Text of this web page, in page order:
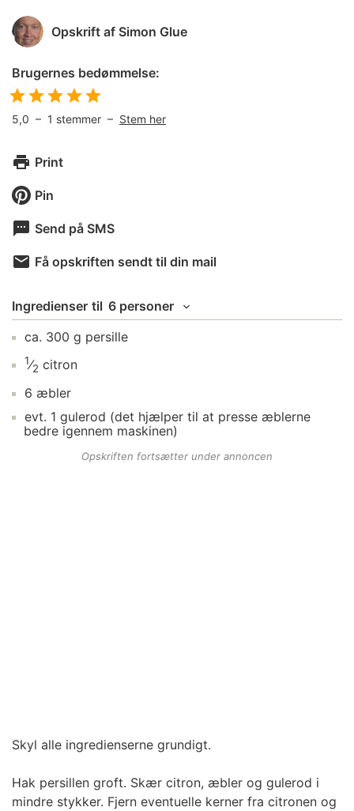
Opskrift af Simon Glue
Brugernes bedømmelse:
5,0 – 1 stemmer – Stem her
Print
Pin
Send på SMS
Få opskriften sendt til din mail
Ingredienser til 6 personer
ca. 300 g persille
1⁄2 citron
6 æbler
evt. 1 gulerod (det hjælper til at presse æblerne
bedre igennem maskinen)
Opskriften fortsætter under annoncen
Skyl alle ingredienserne grundigt.
Hak persillen groft. Skær citron, æbler og gulerod i
mindre stykker. Fjern eventuelle kerner fra citronen og